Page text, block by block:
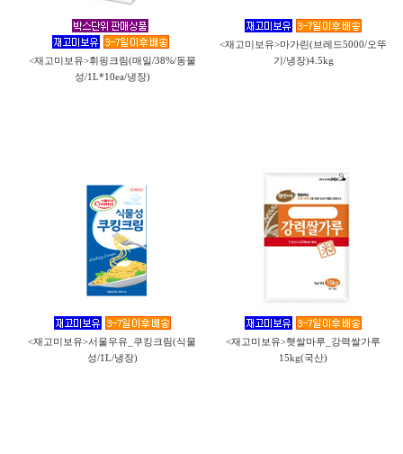
<재고미보유>휘핑크림(매일/38%/동물
성/1L*10ea/냉장)
<재고미보유>마가린(브레드5000/오뚜
기/냉장)4.5kg
<재고미보유>서울우유_쿠킹크림(식물
성/1L/냉장)
<재고미보유>햇쌀마루_강력쌀가루
15kg(국산)